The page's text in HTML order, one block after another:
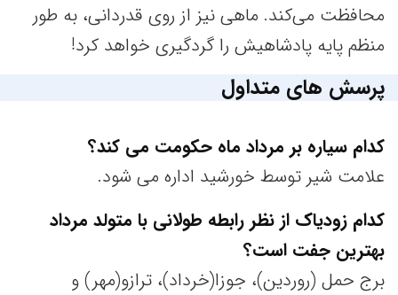
محافظت می‌کند. ماهی نیز از روی قدردانی، به طور
منظم پایه پادشاهیش را گردگیری خواهد کرد!
پرسش های متداول
کدام سیاره بر مرداد ماه حکومت می کند؟
علامت شیر توسط خورشید اداره می شود.
کدام زودیاک از نظر رابطه طولانی با متولد مرداد
بهترین جفت است؟
برج حمل (روردین)، جوزا(خرداد)، ترازو(مهر) و